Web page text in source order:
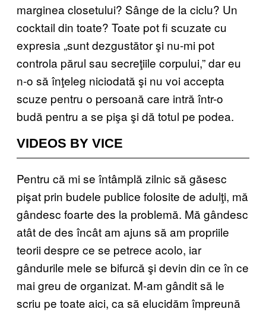
marginea closetului? Sânge de la ciclu? Un
cocktail din toate? Toate pot fi scuzate cu
expresia „sunt dezgustător şi nu-mi pot
controla părul sau secreţiile corpului,” dar eu
n-o să înţeleg niciodată şi nu voi accepta
scuze pentru o persoană care intră într-o
budă pentru a se pişa şi dă totul pe podea.
VIDEOS BY VICE
Pentru că mi se întâmplă zilnic să găsesc
pişat prin budele publice folosite de adulţi, mă
gândesc foarte des la problemă. Mă gândesc
atât de des încât am ajuns să am propriile
teorii despre ce se petrece acolo, iar
gândurile mele se bifurcă şi devin din ce în ce
mai greu de organizat. M-am gândit să le
scriu pe toate aici, ca să elucidăm împreună